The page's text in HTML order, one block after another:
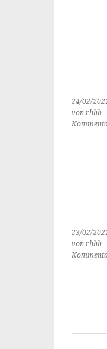
24/02/
von rhhh
23/02/
von rhhh